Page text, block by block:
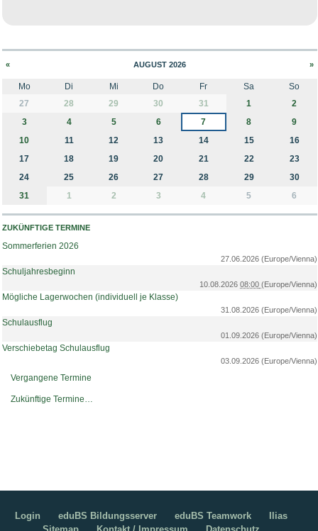
« AUGUST 2026 »
month-8
Mo Di Mi Do Fr Sa
So
27
28 29 30 31 1
2
3
4 5 6 7 8
9
10
11 12 13 14 15
16
17
18 19 20 21 22
23
24
25 26 27 28 29
30
31
1 2 3 4 5 6
ZUKÜNFTIGE TERMINE
Sommerferien 2026
27.06.2026(Europe/Vienna)
Schuljahresbeginn
10.08.202608:00 (Europe/Vienna)
Mögliche Lagerwochen (individuell je Klasse)
31.08.2026(Europe/Vienna)
Schulausflug
01.09.2026(Europe/Vienna)
Verschiebetag Schulausflug
03.09.2026(Europe/Vienna)
Vergangene Termine
Zukünftige Termine…
Login eduBS Bildungsserver eduBS Teamwork
Ilias